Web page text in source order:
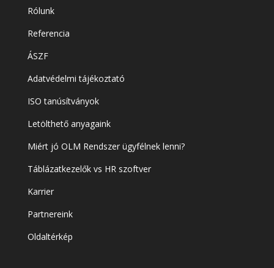
Rólunk
Referencia
ÁSZF
Adatvédelmi tájékoztató
ISO tanúsítványok
Letölthető anyagaink
Miért jó OLM Rendszer ügyfélnek lenni?
Táblázatkezelők vs HR szoftver
Karrier
Partnereink
Oldaltérkép